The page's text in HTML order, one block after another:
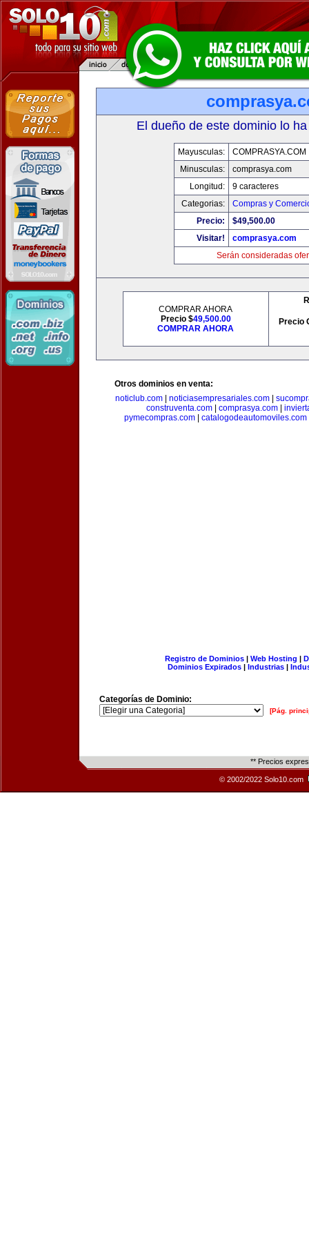
El dueño de este dominio lo
Mayusculas:
COMPRASYA.COM
Minusculas:
comprasya.com
Longitud:
9 caracteres
Categorias:
Compras y
Precio:
$49,500.00
Visitar!
comprasya.com
Serán consideradas
COMPRAR AHORA
Precio $49,500.00
COMPRAR AHORA
Precio
Otros dominios en venta:
noticlub.com| noticiasempresariales.com|
construventa.com| comprasya.com|
pymecompras.com| catalogodeautomoviles.com
Registro de Dominios| Web Hosting |
Dominios Expirados | Industrias |
Categorías de Dominio:
[Pág.
** Precios
© 2002/2022 Solo10.com